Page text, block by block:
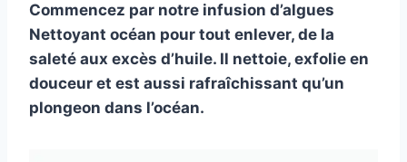
Commencez par notre infusion d’algues
Nettoyant océan pour tout enlever, de la
saleté aux excès d’huile. Il nettoie, exfolie en
douceur et est aussi rafraîchissant qu’un
plongeon dans l’océan.